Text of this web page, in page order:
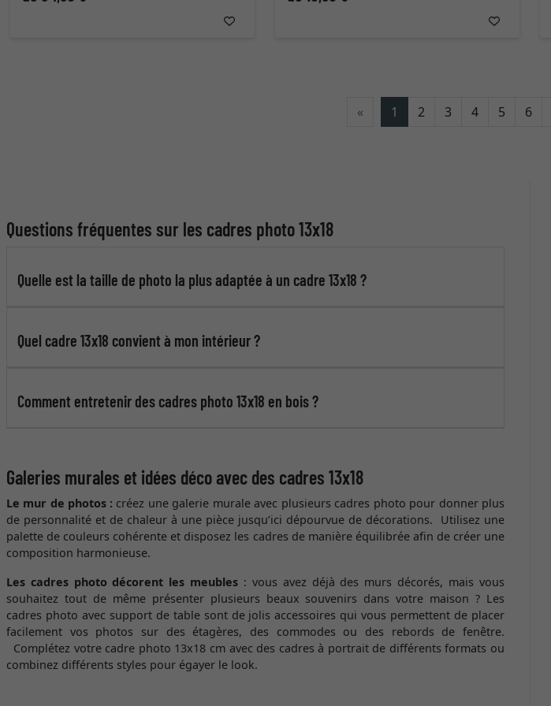
« 1 2 3 4 5 6
Questions fréquentes sur les cadres photo 13x18
Quelle est la taille de photo la plus adaptée à un cadre 13x18 ?
Quel cadre 13x18 convient à mon intérieur ?
Comment entretenir des cadres photo 13x18 en bois ?
Galeries murales et idées déco avec des cadres 13x18
Le mur de photos : créez une galerie murale avec plusieurs cadres photo pour donner plus
de personnalité et de chaleur à une pièce jusqu’ici dépourvue de décorations. Utilisez une
palette de couleurs cohérente et disposez les cadres de manière équilibrée afin de créer une
composition harmonieuse.
Les cadres photo décorent les meubles : vous avez déjà des murs décorés, mais vous
souhaitez tout de même présenter plusieurs beaux souvenirs dans votre maison ? Les
cadres photo avec support de table sont de jolis accessoires qui vous permettent de placer
facilement vos photos sur des étagères, des commodes ou des rebords de fenêtre.
Complétez votre cadre photo 13x18 cm avec des cadres à portrait de différents formats ou
combinez différents styles pour égayer le look.